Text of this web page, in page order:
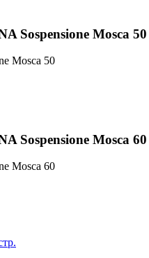
Sospensione Mosca 50
Mosca 50
Sospensione Mosca 60
Mosca 60